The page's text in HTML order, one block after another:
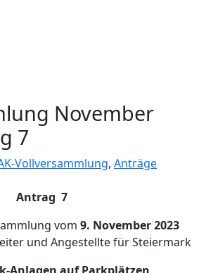
November
7
Vollversammlung, Anträge
Antrag 7
vom 9. November 2023
und Angestellte für Steiermark